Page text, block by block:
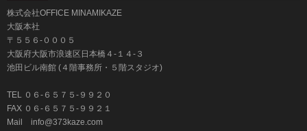
株式会社OFFICE MINAMIKAZE
大阪本社
〒５５６-０００５
大阪府大阪市浪速区日本橋４-１４-３
池田ビル南館 (４階事務所・５階スタジオ)
TEL ０６-６５７５-９９２０
FAX ０６-６５７５-９９２１
Mail info@373kaze.com